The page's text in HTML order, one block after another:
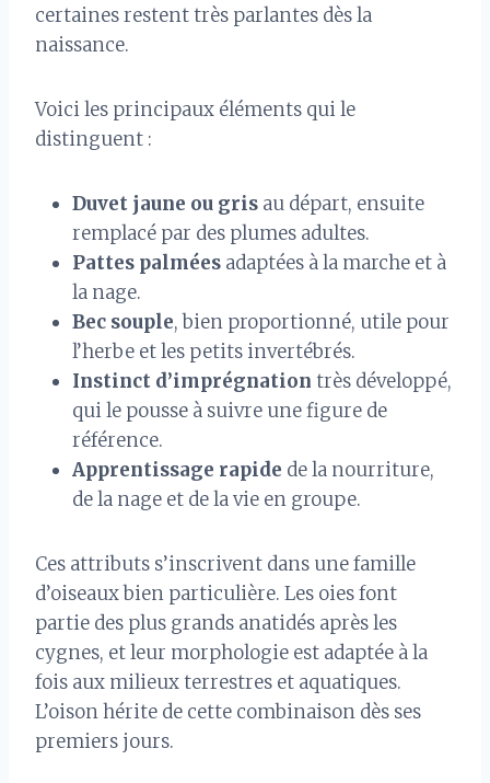
certaines restent très parlantes dès la
naissance.
Voici les principaux éléments qui le
distinguent :
Duvet jaune ou gris au départ, ensuite
remplacé par des plumes adultes.
Pattes palmées adaptées à la marche et à
la nage.
Bec souple, bien proportionné, utile pour
l’herbe et les petits invertébrés.
Instinct d’imprégnation très développé,
qui le pousse à suivre une figure de
référence.
Apprentissage rapide de la nourriture,
de la nage et de la vie en groupe.
Ces attributs s’inscrivent dans une famille
d’oiseaux bien particulière. Les oies font
partie des plus grands anatidés après les
cygnes, et leur morphologie est adaptée à la
fois aux milieux terrestres et aquatiques.
L’oison hérite de cette combinaison dès ses
premiers jours.